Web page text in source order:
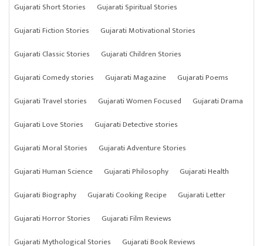
Gujarati Short Stories
Gujarati Spiritual Stories
Gujarati Fiction Stories
Gujarati Motivational Stories
Gujarati Classic Stories
Gujarati Children Stories
Gujarati Comedy stories
Gujarati Magazine
Gujarati Poems
Gujarati Travel stories
Gujarati Women Focused
Gujarati Drama
Gujarati Love Stories
Gujarati Detective stories
Gujarati Moral Stories
Gujarati Adventure Stories
Gujarati Human Science
Gujarati Philosophy
Gujarati Health
Gujarati Biography
Gujarati Cooking Recipe
Gujarati Letter
Gujarati Horror Stories
Gujarati Film Reviews
Gujarati Mythological Stories
Gujarati Book Reviews